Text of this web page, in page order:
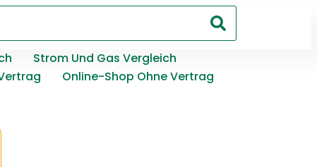
Strom Und Gas Vergleich
Online-Shop Ohne Vertrag